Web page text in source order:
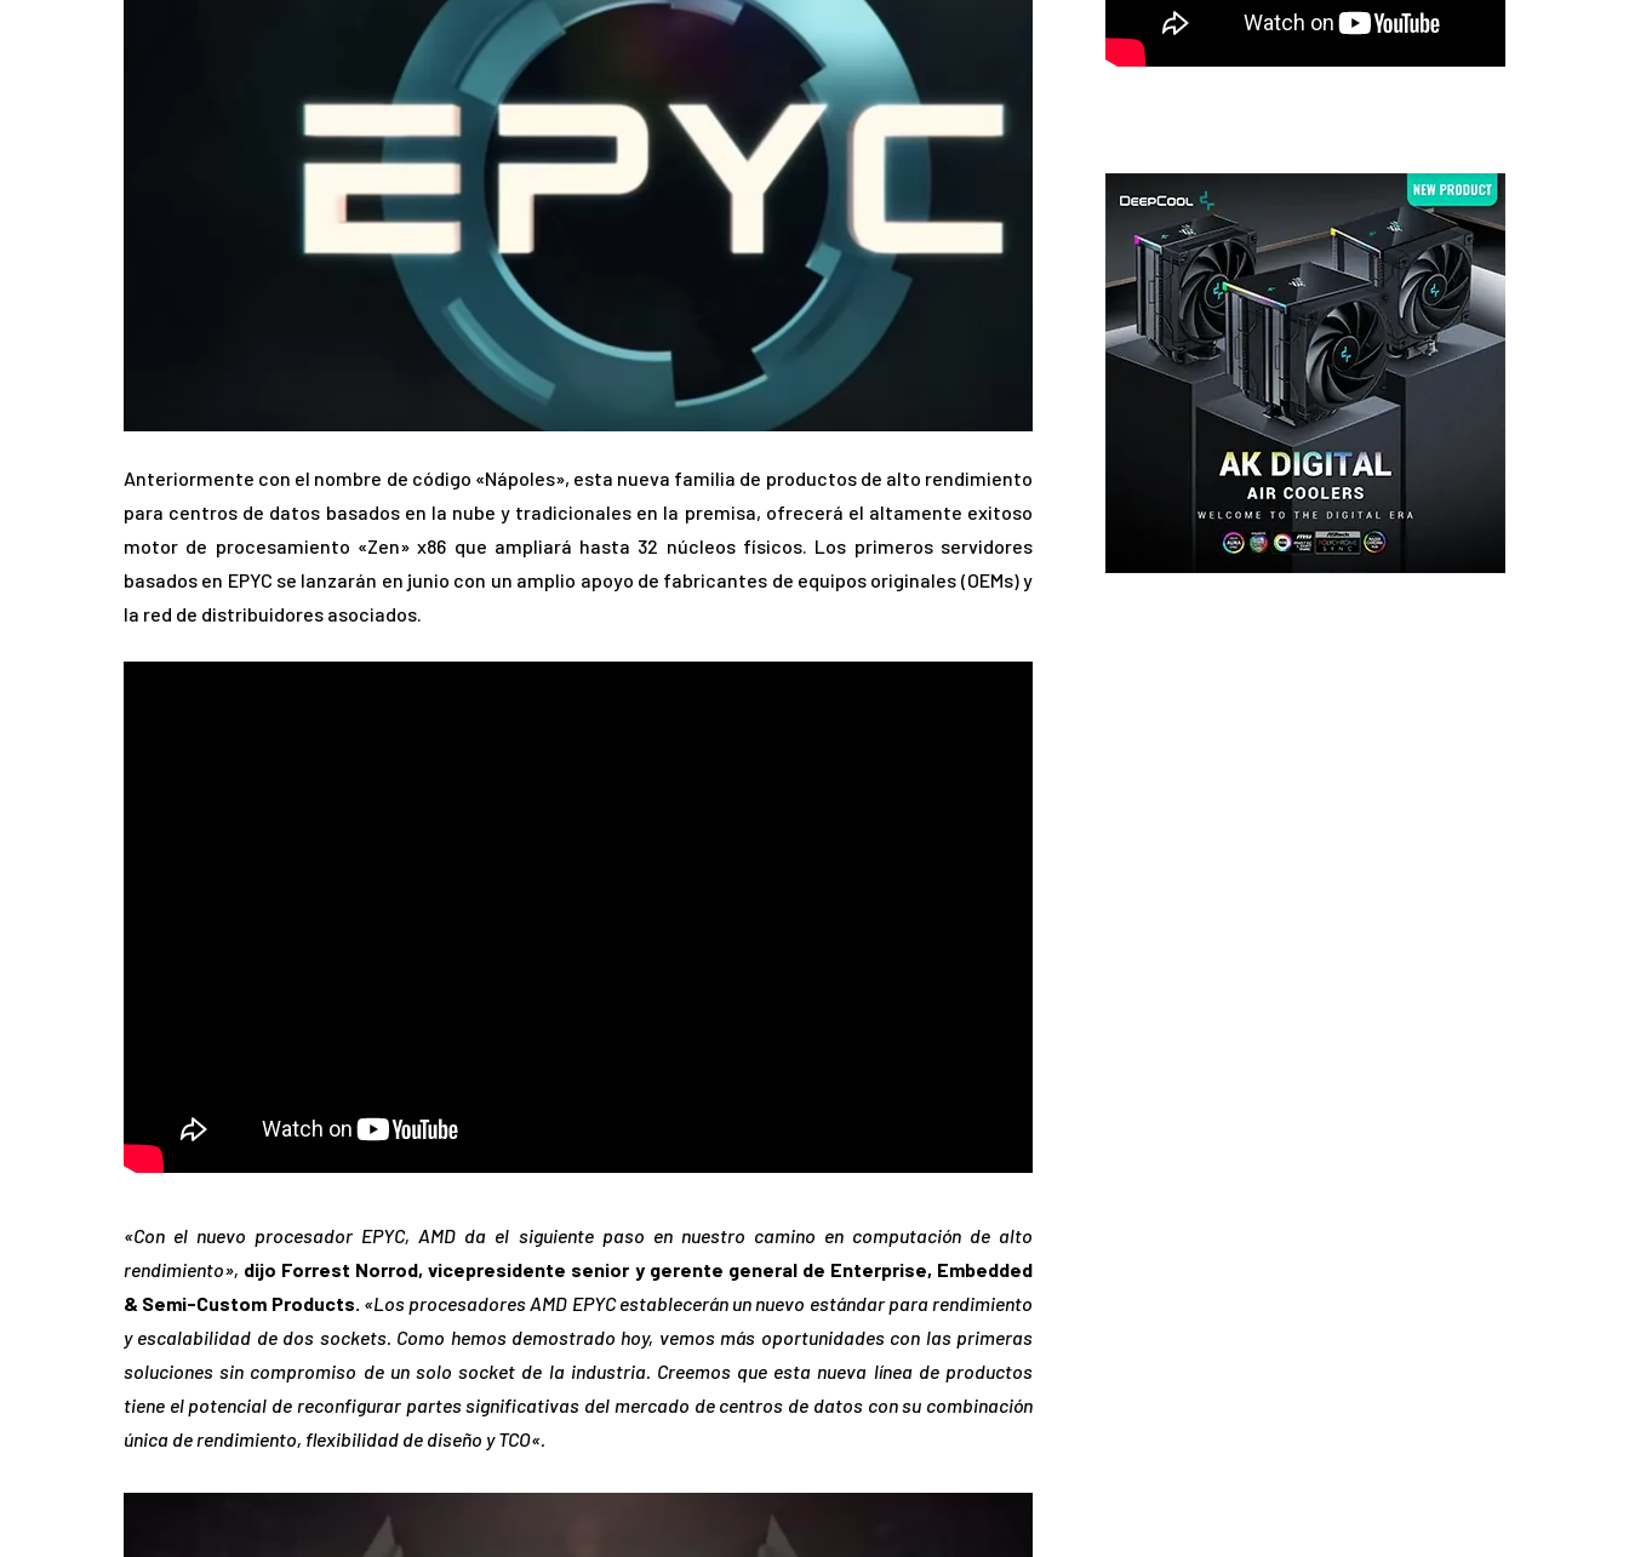
Anteriormente con el nombre de código «Nápoles», esta nueva familia de productos de alto rendimiento
para centros de datos basados en la nube y tradicionales en la premisa, ofrecerá el altamente exitoso
motor de procesamiento «Zen» x86 que ampliará hasta 32 núcleos físicos. Los primeros servidores
basados en EPYC se lanzarán en junio con un amplio apoyo de fabricantes de equipos originales (OEMs) y
la red de distribuidores asociados.
«Con el nuevo procesador EPYC, AMD da el siguiente paso en nuestro camino en computación de alto
rendimiento», dijo Forrest Norrod, vicepresidente senior y gerente general de Enterprise, Embedded
& Semi-Custom Products. «Los procesadores AMD EPYC establecerán un nuevo estándar para rendimiento
y escalabilidad de dos sockets. Como hemos demostrado hoy, vemos más oportunidades con las primeras
soluciones sin compromiso de un solo socket de la industria. Creemos que esta nueva línea de productos
tiene el potencial de reconfigurar partes significativas del mercado de centros de datos con su combinación
única de rendimiento, flexibilidad de diseño y TCO«.